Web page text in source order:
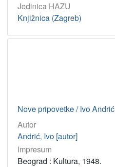
Jedinica HAZU
Knjižnica (Zagreb)
Nove pripovetke / Ivo Andrić
Autor
Andrić, Ivo [autor]
Impresum
Beograd : Kultura, 1948.